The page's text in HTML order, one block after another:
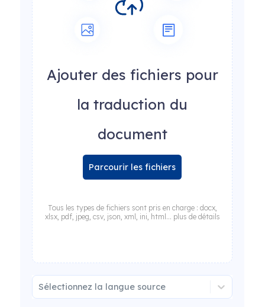
Ajouter des fichiers pour
la traduction du
document
Parcourir les fichiers
Tous les types de fichiers sont pris en charge : docx,
xlsx, pdf, jpeg, csv, json, xml, ini, html... plus de détails
Sélectionnez la langue source